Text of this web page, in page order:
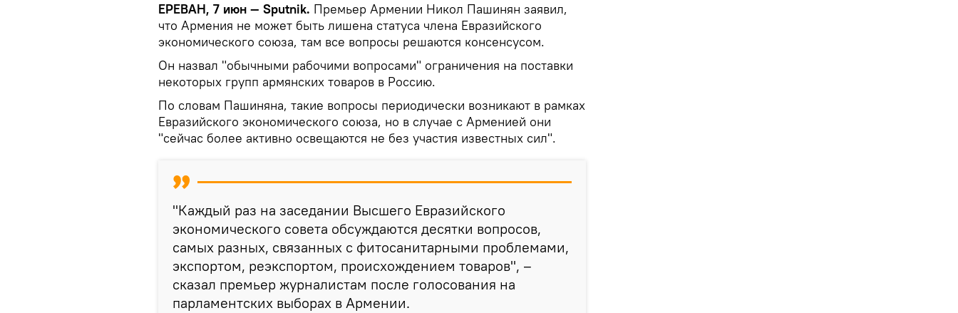
ЕРЕВАН, 7 июн — Sputnik. Премьер Армении Никол Пашинян заявил,
что Армения не может быть лишена статуса члена Евразийского
экономического союза, там все вопросы решаются консенсусом.
Он назвал "обычными рабочими вопросами" ограничения на поставки
некоторых групп армянских товаров в Россию.
По словам Пашиняна, такие вопросы периодически возникают в рамках
Евразийского экономического союза, но в случае с Арменией они
"сейчас более активно освещаются не без участия известных сил".
"Каждый раз на заседании Высшего Евразийского
экономического совета обсуждаются десятки вопросов,
самых разных, связанных с фитосанитарными проблемами,
экспортом, реэкспортом, происхождением товаров", –
сказал премьер журналистам после голосования на
парламентских выборах в Армении.